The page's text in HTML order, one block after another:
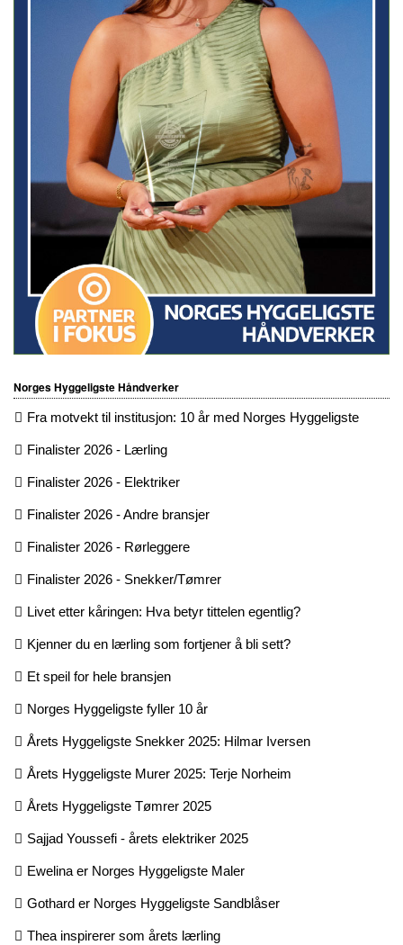
Norges Hyggeligste Håndverker
Fra motvekt til institusjon: 10 år med Norges Hyggeligste
Finalister 2026 - Lærling
Finalister 2026 - Elektriker
Finalister 2026 - Andre bransjer
Finalister 2026 - Rørleggere
Finalister 2026 - Snekker/Tømrer
Livet etter kåringen: Hva betyr tittelen egentlig?
Kjenner du en lærling som fortjener å bli sett?
Et speil for hele bransjen
Norges Hyggeligste fyller 10 år
Årets Hyggeligste Snekker 2025: Hilmar Iversen
Årets Hyggeligste Murer 2025: Terje Norheim
Årets Hyggeligste Tømrer 2025
Sajjad Youssefi - årets elektriker 2025
Ewelina er Norges Hyggeligste Maler
Gothard er Norges Hyggeligste Sandblåser
Thea inspirerer som årets lærling